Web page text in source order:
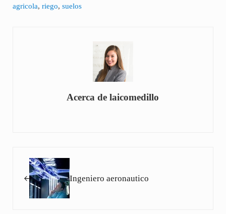
agricola, riego, suelos
Acerca delaicomedillo
Ingeniero aeronautico